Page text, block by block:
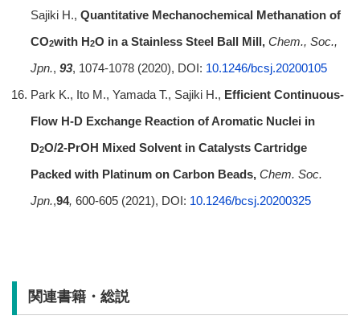
Sajiki H., Quantitative Mechanochemical Methanation of
CO2with H2O in a Stainless Steel Ball Mill, Chem., Soc.,
Jpn., 93, 1074-1078 (2020), DOI: 10.1246/bcsj.20200105
Park K., Ito M., Yamada T., Sajiki H., Efficient Continuous-
Flow H-D Exchange Reaction of Aromatic Nuclei in
D2O/2-PrOH Mixed Solvent in Catalysts Cartridge
Packed with Platinum on Carbon Beads, Chem. Soc.
Jpn.,94, 600-605 (2021), DOI: 10.1246/bcsj.20200325
関連書籍・総説